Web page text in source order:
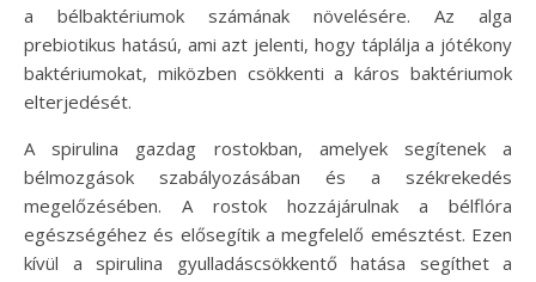
a bélbaktériumok számának növelésére. Az alga
prebiotikus hatású, ami azt jelenti, hogy táplálja a jótékony
baktériumokat, miközben csökkenti a káros baktériumok
elterjedését.
A spirulina gazdag rostokban, amelyek segítenek a
bélmozgások szabályozásában és a székrekedés
megelőzésében. A rostok hozzájárulnak a bélflóra
egészségéhez és elősegítik a megfelelő emésztést. Ezen
kívül a spirulina gyulladáscsökkentő hatása segíthet a